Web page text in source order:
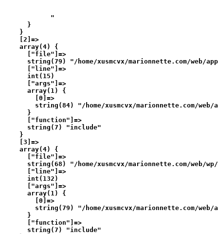
            "
      }
    }
    [2]=>
    array(4) {
      ["file"]=>
string(79) "/home/xusmcvx/marionnette.com/web/
      ["line"]=>
      int(15)
      ["args"]=>
      array(1) {
        [0]=>
string(84) "/home/xusmcvx/marionnette.com/
      }
      ["function"]=>
      string(7) "include"
    }
    [3]=>
    array(4) {
      ["file"]=>
string(68) "/home/xusmcvx/marionnette.com/web/
      ["line"]=>
      int(132)
      ["args"]=>
      array(1) {
        [0]=>
string(79) "/home/xusmcvx/marionnette.com/
      }
      ["function"]=>
      string(7) "include"